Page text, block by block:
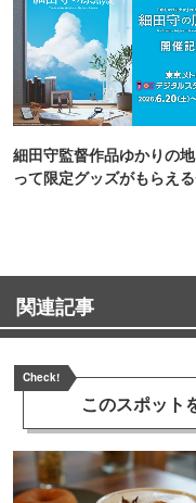
細田守監督作品ゆかりの
って限定グッズがもらえ
関連記事
Check!
このスポット